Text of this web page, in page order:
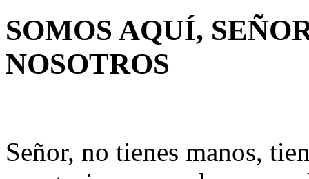
SOMOS AQUÍ,
NOSOTROS
Señor, no tienes manos,